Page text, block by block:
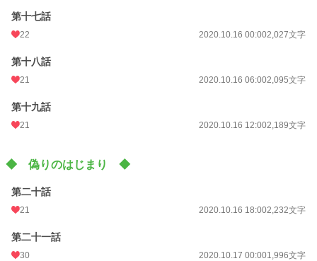
第十七話
22 2020.10.16 00:002,027文字
第十八話
21 2020.10.16 06:002,095文字
第十九話
21 2020.10.16 12:002,189文字
◆ 偽りのはじまり ◆
第二十話
21 2020.10.16 18:002,232文字
第二十一話
30 2020.10.17 00:001,996文字